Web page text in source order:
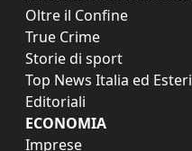
Oltre il Confine
True Crime
Storie di sport
Top News Italia ed Esteri
Editoriali
ECONOMIA
Imprese